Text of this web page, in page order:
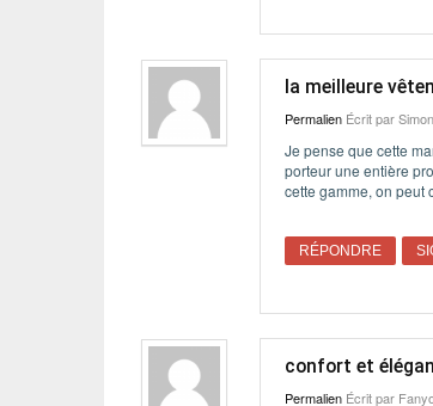
la meilleure
Permalien Écrit par
Je pense que cette
porteur une entière
cette gamme, on peut
RÉPONDRE
confort et
Permalien Écrit par